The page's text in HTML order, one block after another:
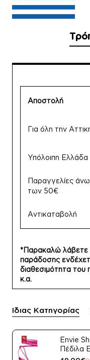
Αποστολή
Για όλη την
Υπόλοιπη Ελλάδα
Παραγγελίες άνω
των 50€
Αντικαταβολή
*Παρακαλώ λάβετε
παράδοσης
διαθεσιμότητα του
κ.α.
Ίδιας Κατηγορίας
Envie
Πέδιλα
Μαύρο